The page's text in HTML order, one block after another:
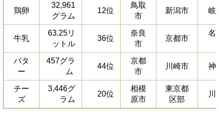
鶏卵
32,961
グラム
12位
鳥取
市
新潟市 岐
牛乳
63.25リ
ットル
36位
奈良
市
京都市
名
バタ
ー
457グラ
ム
44位
京都
市
川崎市 神
チー
ズ
3,446グ
ラム
20位
相模
原市
東京都
区部
川